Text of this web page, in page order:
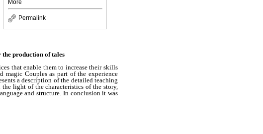
More
Permalink
production of tales
that enable them to increase their skills
magic Couples as part of the experience
a description of the detailed teaching
light of the characteristics of the story,
and structure. In conclusion it was